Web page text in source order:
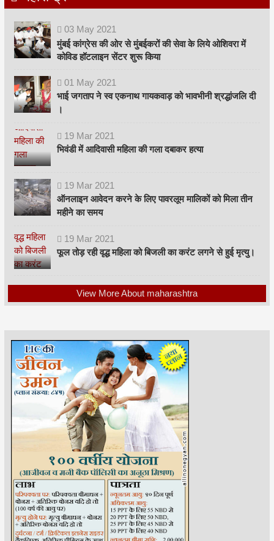
03 May 2021
मुंबई कांग्रेस की ओर से मुंबईकरों की सेवा के लिये ओशिवरा में
कोविड हॉटलाइन सेंटर शुरू किया
01 May 2021
भाई जगताप ने स्व एकनाथ गायकवाड़ को भावभीनी श्रद्धांजलि दी
।
19 Mar 2021
भिवंडी में आदिवासी महिला की गला दबाकर हत्या
19 Mar 2021
ऑनलाइन आवेदन करने के लिए पावरलूम मालिकों को मिला तीन
महीने का समय
19 Mar 2021
फूल तोड़ रही वृद्ध महिला को बिजली का करंट लगने से हुई मृत्यु।
View More About maharashtra